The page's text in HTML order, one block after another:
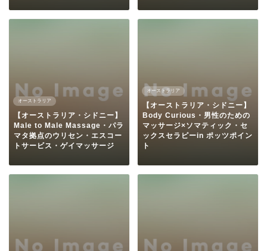
オーストラリア
【オーストラリア・シドニー】
Male to Male Massage・パラ
マタ拠点のウリセン・エスコー
トサービス・ゲイマッサージ
オーストラリア
【オーストラリア・シドニー】
Body Curious・男性のための
マッサージ×ソマティック・セ
ックスセラピーin ポッツポイン
ト